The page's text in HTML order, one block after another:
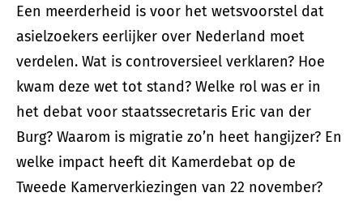
Een meerderheid is voor het wetsvoorstel dat
asielzoekers eerlijker over Nederland moet
verdelen. Wat is controversieel verklaren? Hoe
kwam deze wet tot stand? Welke rol was er in
het debat voor staatssecretaris Eric van der
Burg? Waarom is migratie zo’n heet hangijzer? En
welke impact heeft dit Kamerdebat op de
Tweede Kamerverkiezingen van 22 november?